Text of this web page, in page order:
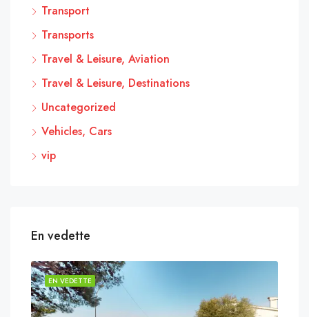
Transport
Transports
Travel & Leisure, Aviation
Travel & Leisure, Destinations
Uncategorized
Vehicles, Cars
vip
En vedette
EN VEDETTE